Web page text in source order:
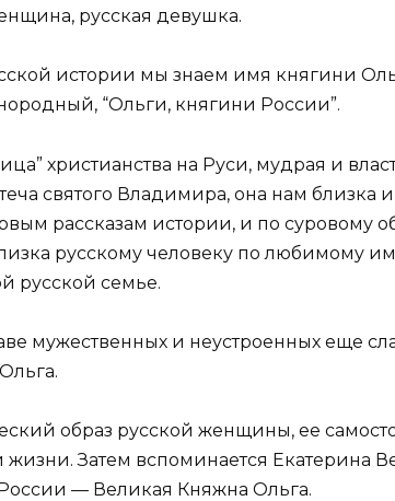
русская девушка.
истории мы знаем имя княгини
“Ольги, княгини России”.
христианства на Руси, мудрая и
святого Владимира, она нам близка
рассказам истории, и по суровому
русскому человеку по любимому
русской семье.
мужественных и неустроенных еще
образ русской женщины, ее
Затем вспоминается Екатерина
— Великая Княжна Ольга.